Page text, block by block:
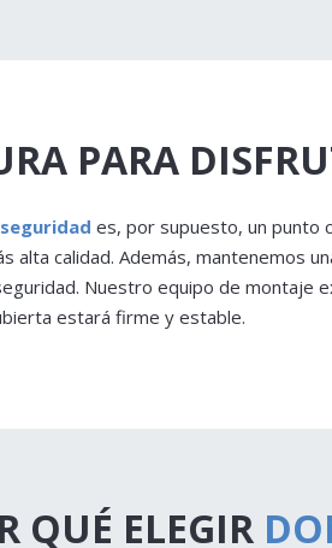
PARA
seguridad es, por supuesto, un punto
alta calidad. Además, mantenemos
Nuestro equipo de montaje
estará firme y estable.
QUÉ ELEGIR